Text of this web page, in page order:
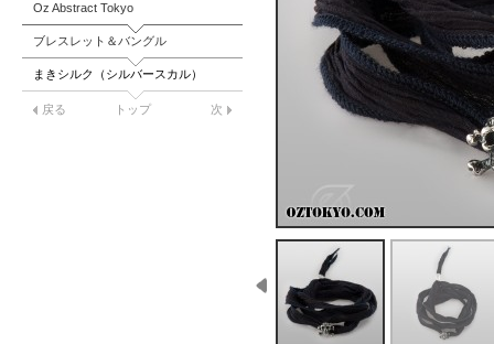
Oz Abstract Tokyo
ブレスレット＆バングル
まきシルク（シルバースカル）
戻る トップ 次